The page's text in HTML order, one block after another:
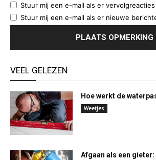
Stuur mij een e-mail als er
Stuur mij een e-mail als er nieuwe
VEEL GELEZEN
Hoe werkt de
Weetjes
Afgaan als een